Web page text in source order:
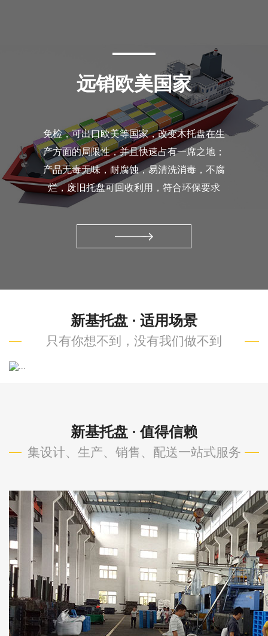
远销欧美国家
免检，可出口欧美等国家，改变木托盘在生
产方面的局限性，并且快速占有一席之地；
产品无毒无味，耐腐蚀，易清洗消毒，不腐
烂，废旧托盘可回收利用，符合环保要求
新基托盘 · 适用场景
只有你想不到，没有我们做不到
新基托盘 · 值得信赖
集设计、生产、销售、配送一站式服务